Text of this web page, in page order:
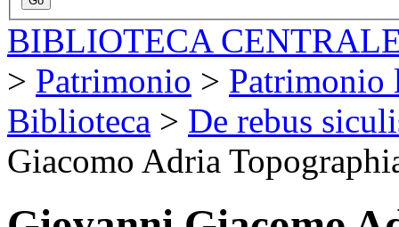
BIBLIOTECA
> Patrimonio > Patrimonio
Biblioteca > De rebus
Giacomo Adria